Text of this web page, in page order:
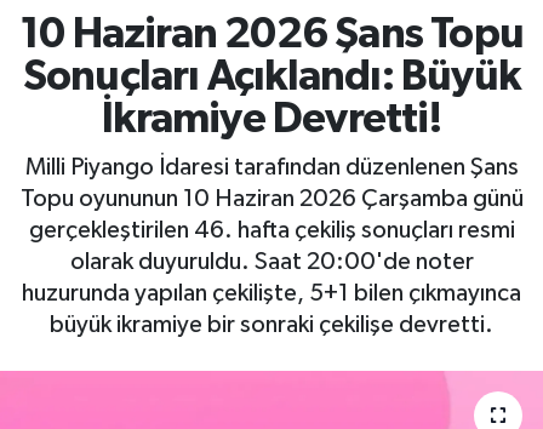
10 Haziran 2026 Şans Topu
Sonuçları Açıklandı: Büyük
İkramiye Devretti!
Milli Piyango İdaresi tarafından düzenlenen Şans
Topu oyununun 10 Haziran 2026 Çarşamba günü
gerçekleştirilen 46. hafta çekiliş sonuçları resmi
olarak duyuruldu. Saat 20:00'de noter
huzurunda yapılan çekilişte, 5+1 bilen çıkmayınca
büyük ikramiye bir sonraki çekilişe devretti.